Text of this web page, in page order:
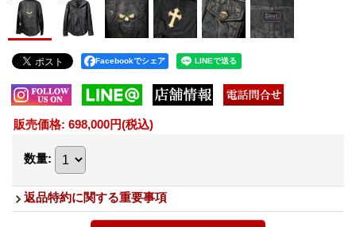
Facebookでシェア
販売価格: 698,000円(税込)
数量:
返品特約に関する重要事項